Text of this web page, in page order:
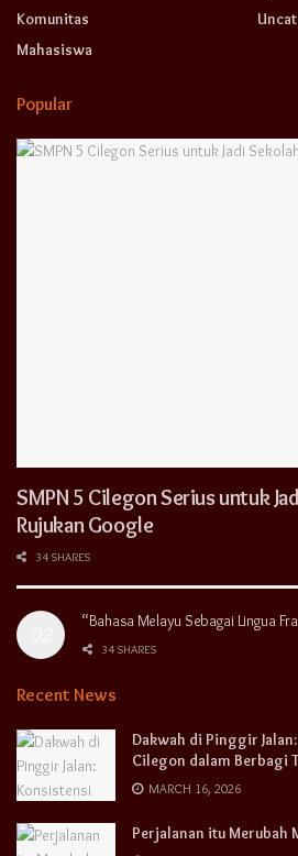
Komunitas
Mahasiswa
Popular
SMPN 5 Cilegon Serius untuk
Rujukan Google
34 SHARES
“Bahasa Melayu Sebagai Lingua
34 SHARES
Recent News
Dakwah di Pinggir
Cilegon dalam Berbagi
MARCH 16, 2026
Perjalanan itu Merubah